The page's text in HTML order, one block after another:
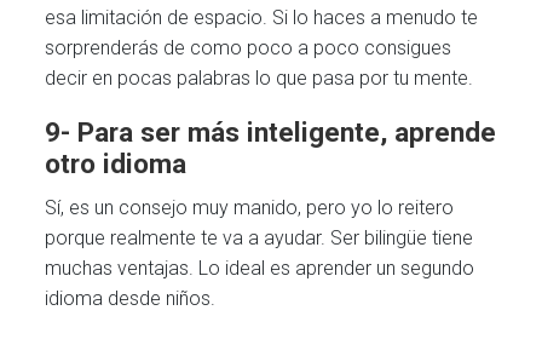
esa limitación de espacio. Si lo haces a menudo te
sorprenderás de como poco a poco consigues
decir en pocas palabras lo que pasa por tu mente.
9- Para ser más inteligente, aprende
otro idioma
Sí, es un consejo muy manido, pero yo lo reitero
porque realmente te va a ayudar. Ser bilingüe tiene
muchas ventajas. Lo ideal es aprender un segundo
idioma desde niños.